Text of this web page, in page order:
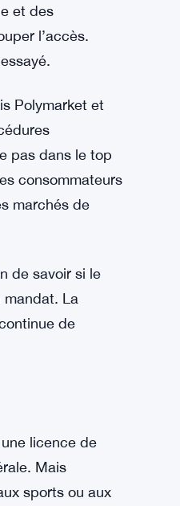
financière.
jeux d’argent
Et cela ne
et des
l’accès.
Polymarket et
pas dans le top
consommateurs
de savoir si le
La
de